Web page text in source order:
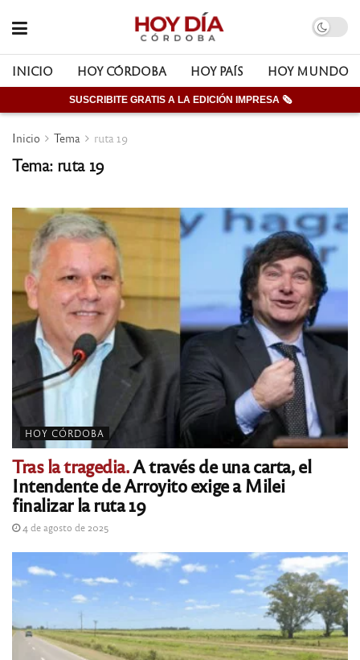
INICIO HOY CÓRDOBA HOY PAÍS HOY MUNDO
SUSCRIBITE GRATIS A LA EDICIÓN IMPRESA 🗞
Inicio Tema ruta 19
Tema: ruta 19
HOY CÓRDOBA
Tras la tragedia.A través de una carta, el
Intendente de Arroyito exige a Milei
finalizar la ruta 19
4 de agosto de 2025